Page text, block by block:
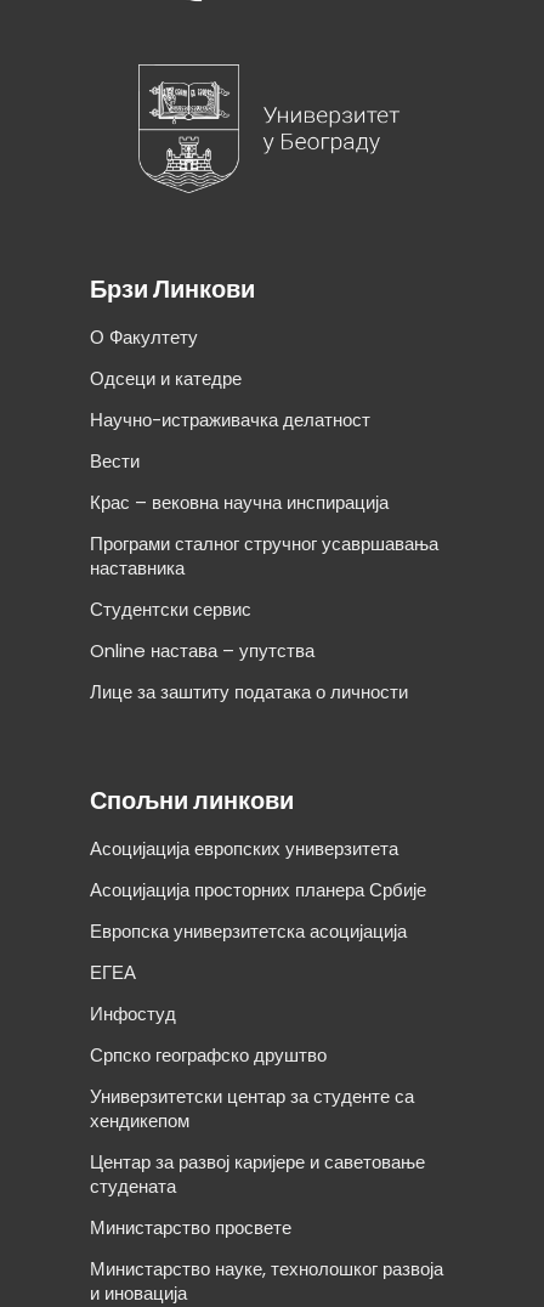
Брзи Линкови
О Факултету
Одсеци и катедре
Научно-истраживачка делатност
Вести
Крас – вековна научна инспирација
Програми сталног стручног усавршавања
наставника
Студентски сервис
Online настава – упутства
Лице за заштиту података о личности
Спољни линкови
Асоцијација европских универзитета
Асоцијација просторних планера Србије
Европска универзитетска асоцијација
ЕГЕА
Инфостуд
Српско географско друштво
Универзитетски центар за студенте са
хендикепом
Центар за развој каријере и саветовање
студената
Министарство просвете
Министарство науке, технолошког развоја
и иновација